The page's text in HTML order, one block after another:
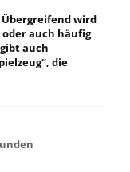
Übergreifend wird
oder auch häufig
auch
die